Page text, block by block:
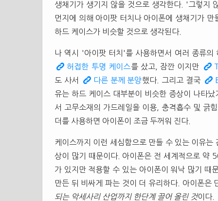
생채기가 생기지 않을 것으로 생각한다. '그렇지
먼지에 의해 아이팟 터치나 아이폰에 생채기가
하드 케이스가 비슷할 것으로 생각된다.
나 역시 '아이팟 터치'를 사용하면서 여러 종류
허접한 투명 케이스를 샀고, 잠깐 이지만
도 사서
다른 분께 분양했다. 그리고 결국
유는 하드 케이스 대부분이 비슷한 증상이 나타
서 고무소재의 가드레일을 이용, 충격흡수 및 긁
더를 사용하면 아이폰이 조금 두꺼워 진다.
케이스까지 이런 세심함으로 만들 수 있는 이유
상이 많기 때문이다. 아이폰은 전 세계적으로 약
가 있지만 적용할 수 있는 아이폰이 워낙 많기 때
만든 뒤 비싸게 파는 것이 더 유리하다. 아이폰은
되는 악세사리 산업까지 한단계 끌어 올린 것이다.